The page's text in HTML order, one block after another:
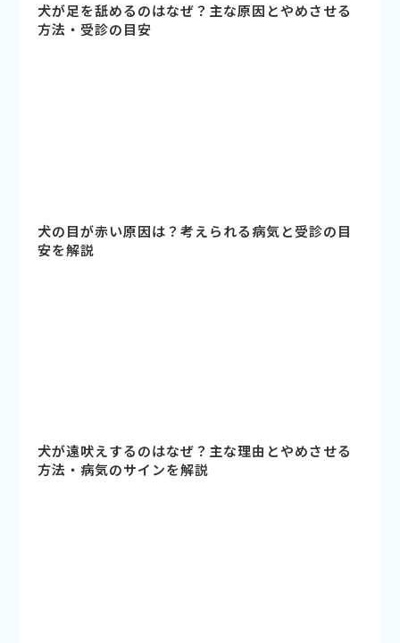
犬が足を舐めるのはなぜ？主な原因とやめさせる
方法・受診の目安
犬の目が赤い原因は？考えられる病気と受診の目
安を解説
犬が遠吠えするのはなぜ？主な理由とやめさせる
方法・病気のサインを解説